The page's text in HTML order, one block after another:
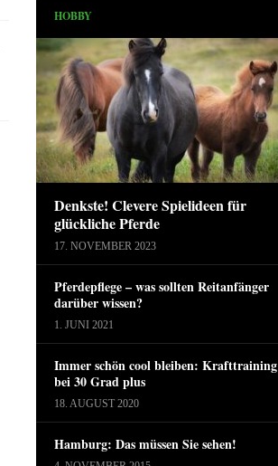
HOBBY
Denkste! Clevere Spielideen für
glückliche Pferde
17. NOVEMBER 2023
Pferdepflege – was sollten Reitanfänger
darüber wissen?
1. JUNI 2021
Immer schön cool bleiben: Krafttraining
bei 30 Grad plus
18. AUGUST 2020
Hamburg: Das müssen Sie sehen!